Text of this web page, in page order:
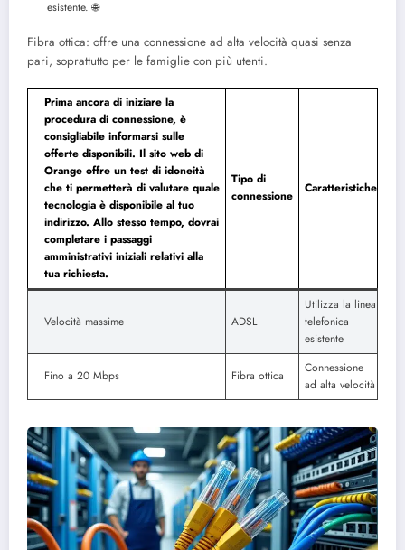
esistente.🌐
Fibra ottica: offre una connessione ad alta velocità quasi senza
pari, soprattutto per le famiglie con più utenti.
Prima ancora di iniziare la
procedura di connessione, è
consigliabile informarsi sulle
offerte disponibili. Il sito web di
Orange offre un test di idoneità
che ti permetterà di valutare quale
tecnologia è disponibile al tuo
indirizzo. Allo stesso tempo, dovrai
completare i passaggi
amministrativi iniziali relativi alla
tua richiesta.
Tipo di
connessione
Caratteristiche
Velocità massime ADSL
Utilizza la linea
telefonica
esistente
Fino a 20 Mbps Fibra ottica
Connessione
ad alta velocità